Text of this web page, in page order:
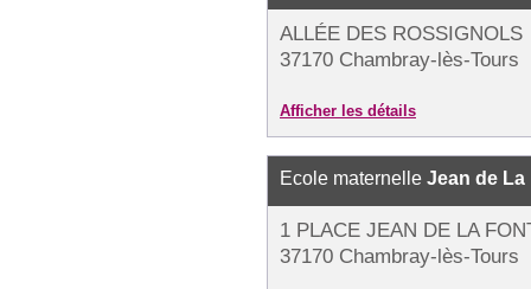
ALLÉE DES ROSSIGNOLS
37170 Chambray-lès-Tours
Afficher les détails
Ecole maternelle Jean de La
1 PLACE JEAN DE LA
37170 Chambray-lès-Tours